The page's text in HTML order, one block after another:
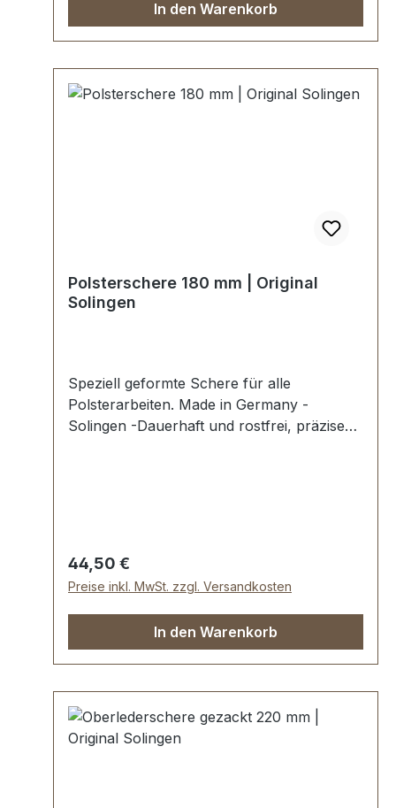
In den Warenkorb
Polsterschere 180 mm | Original
Solingen
Speziell geformte Schere für alle
Polsterarbeiten. Made in Germany -
Solingen -Dauerhaft und rostfrei, präzise
Regulärer Preis:
44,50 €
Preise inkl. MwSt. zzgl. Versandkosten
In den Warenkorb